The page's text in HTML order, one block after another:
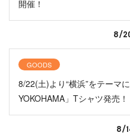
開催！
8/
GOODS
8/22(土)より“横浜”をテーマ
YOKOHAMA」Tシャツ発売！
8/